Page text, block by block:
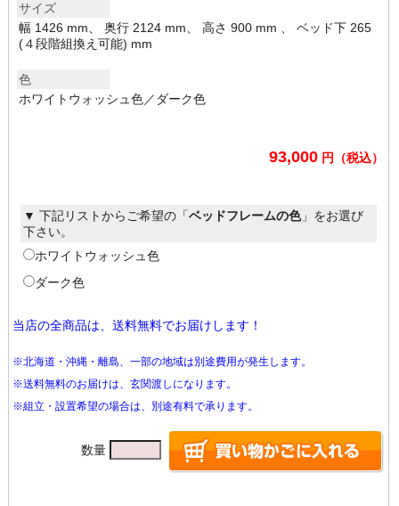
サイズ
幅 1426 mm、 奥行 2124 mm、 高さ 900 mm 、 ベッド下 265
(４段階組換え可能) mm
色
ホワイトウォッシュ色／ダーク色
93,000 円（税込）
▼ 下記リストからご希望の「ベッドフレームの色」をお選び
下さい。
ホワイトウォッシュ色
ダーク色
当店の全商品は、送料無料でお届けします！
※北海道・沖縄・離島、一部の地域は別途費用が発生します。
※送料無料のお届けは、玄関渡しになります。
※組立・設置希望の場合は、別途有料で承ります。
数量